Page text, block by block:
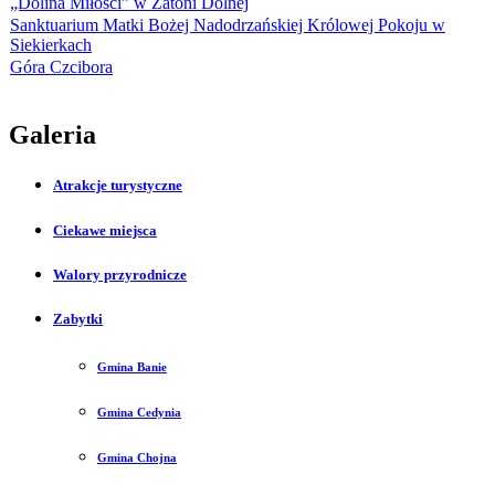
Sanktuarium Matki Bożej Nadodrzańskiej Królowej Pokoju w
Siekierkach
Góra Czcibora
Galeria
Atrakcje turystyczne
Ciekawe miejsca
Walory przyrodnicze
Zabytki
Gmina Banie
Gmina Cedynia
Gmina Chojna